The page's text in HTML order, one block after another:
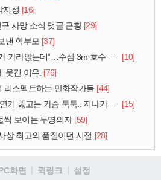
지성 [16]
사망 소식 댓글 근황 [29]
낸 학부모 [37]
는데”…수심 3m 호수 뛰어든 60대 의인
[10]
웃긴 이유. [76]
리스펙트하는 만화작가들 [44]
고는 가슴 툭툭.. 지나가던 아재의 정체
[15]
씩 보이는 투명의자 [59]
상 최고의 품질이던 시절 [28]
화면 퀵링크 설정